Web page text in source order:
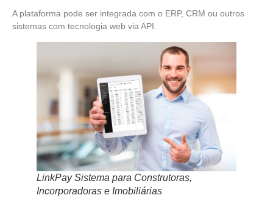
A plataforma pode ser integrada com o ERP, CRM ou outros
sistemas com tecnologia web via API.
LinkPay Sistema para Construtoras,
Incorporadoras e Imobiliárias